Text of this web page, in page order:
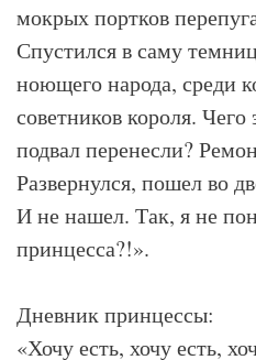
мокрых портков
Спустился в саму
ноющего народа, среди
советников короля. Чего
подвал перенесли?
Развернулся, пошел во
И не нашел. Так, я не
принцесса?!».
Дневник принцессы:
«Хочу есть, хочу есть,